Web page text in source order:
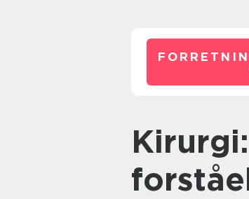
Kirurgi: En dybdegående